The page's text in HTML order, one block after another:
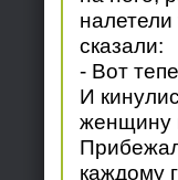
сказали:
- Вот
И
женщину
каждому